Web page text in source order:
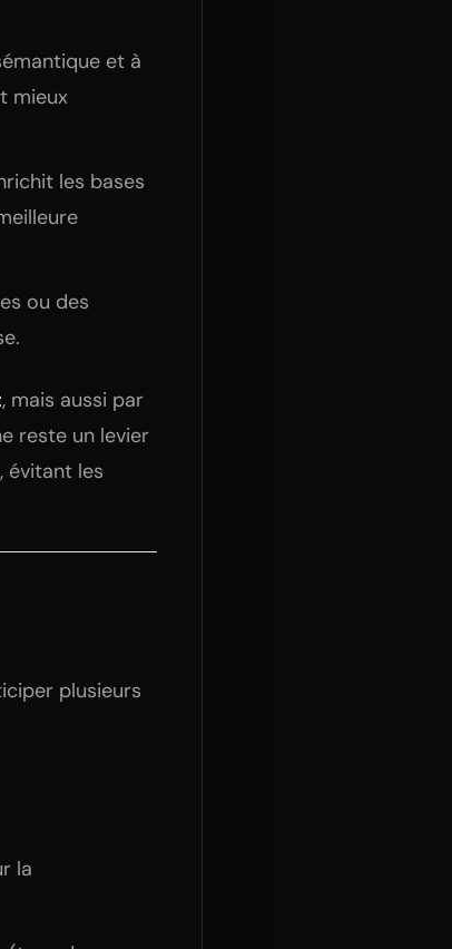
et à
mieux
les bases
ou des
, mais aussi par
reste un levier
évitant les
plusieurs
la